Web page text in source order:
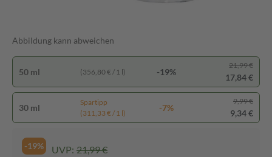
Abbildung kann abweichen
50 ml (356,80 € / 1 l) -19%
21,99 €
17,84 €
30 ml
Spartipp
(311,33 € / 1 l)
-7%
9,99 €
9,34 €
-19% UVP: 21,99 €